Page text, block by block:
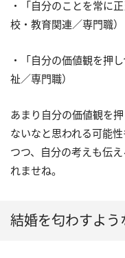
・「自分のことを常に
校・教育関連／専門職）
・「自分の価値観を押
祉／専門職）
あまり自分の価値観を
ないなと思われる可能
つつ、自分の考えも伝
れませね。
結婚を匂わすよう